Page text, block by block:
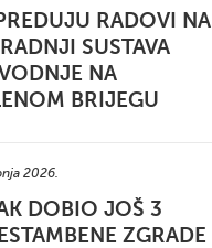
RADOVI NA
SUSTAVA
NA
BRIJEGU
2026.
DOBIO JOŠ 3
ZGRADE